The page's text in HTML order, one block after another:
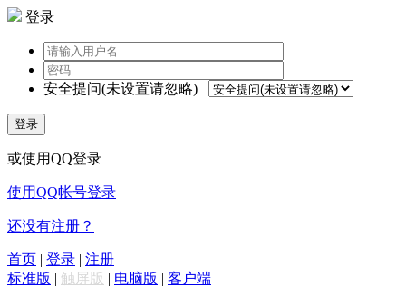
登录
安全提问(未设置请忽略)
登录
或使用QQ登录
使用QQ帐号登录
还没有注册？
首页 | 登录 | 注册
标准版 | 触屏版 | 电脑版 | 客户端